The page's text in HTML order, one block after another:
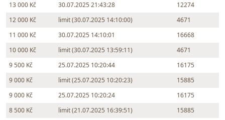
13 000 Kč
30.07.2025 21:43:28
12274
12 000 Kč
limit (30.07.2025 14:10:00)
4671
11 000 Kč
30.07.2025 14:10:01
16668
10 000 Kč
limit (30.07.2025 13:59:11)
4671
9 500 Kč
25.07.2025 10:20:44
16175
9 000 Kč
limit (25.07.2025 10:20:23)
15885
9 000 Kč
25.07.2025 10:20:24
16175
8 500 Kč
limit (21.07.2025 16:39:51) 15885